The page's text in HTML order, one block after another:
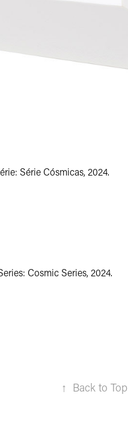
Série Cósmicas, 2024.
Cosmic Series, 2024.
↑ Back to Top